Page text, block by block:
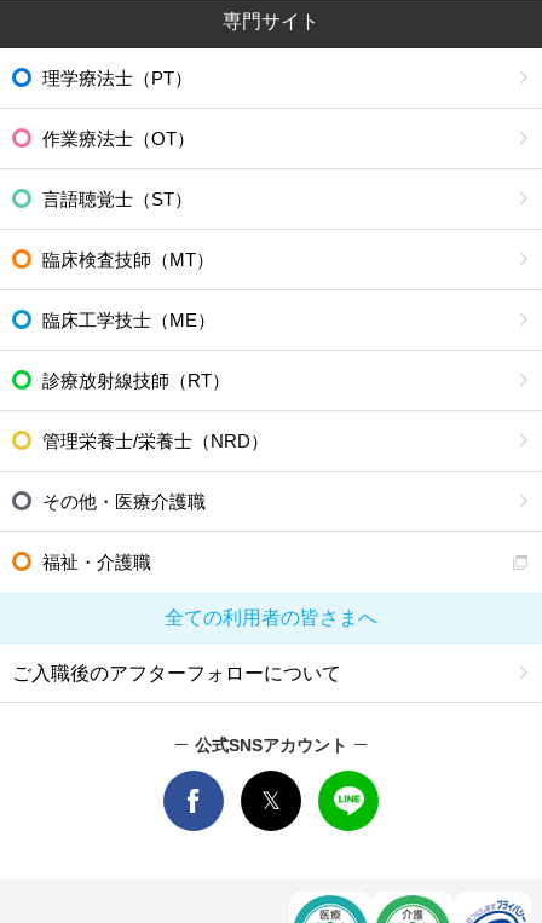
専門サイト
理学療法士（PT）
作業療法士（OT）
言語聴覚士（ST）
臨床検査技師（MT）
臨床工学技士（ME）
診療放射線技師（RT）
管理栄養士/栄養士（NRD）
その他・医療介護職
福祉・介護職
全ての利用者の皆さまへ
ご入職後のアフターフォローについて
公式SNSアカウント